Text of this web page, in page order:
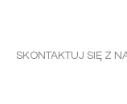
SKONTAKTUJ SIĘ Z